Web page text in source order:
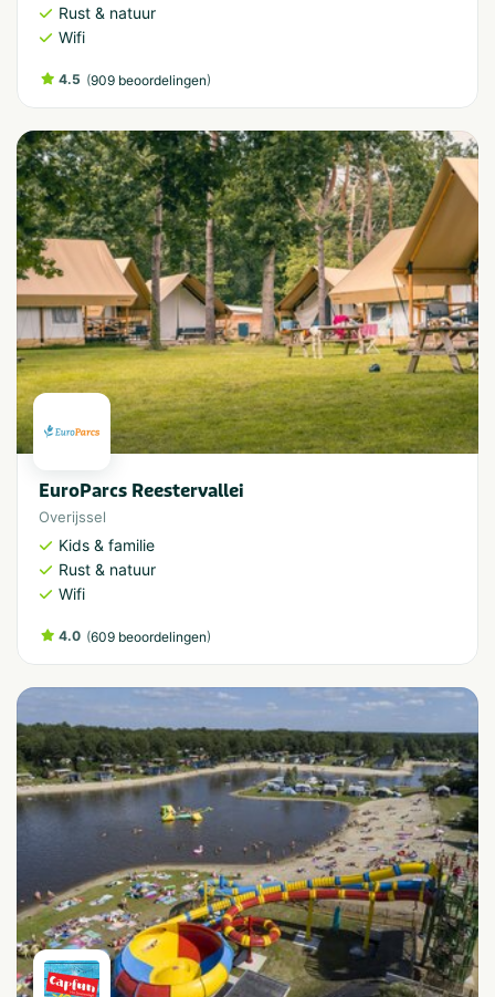
Rust & natuur
Wifi
4.5 (909 beoordelingen)
EuroParcs Reestervallei
Overijssel
Kids & familie
Rust & natuur
Wifi
4.0 (609 beoordelingen)